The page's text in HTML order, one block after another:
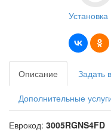
Установка
Описание Задать
Дополнительные
Еврокод: 3005RGNS4FD